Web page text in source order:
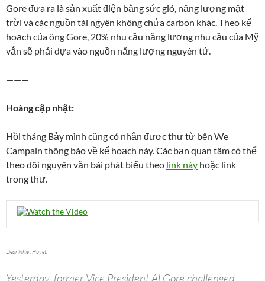
Gore đưa ra là sản xuất điện bằng sức gió, năng lượng mặt
trời và các nguồn tài ngyên không chứa carbon khác. Theo kế
hoạch của ông Gore, 20% nhu cầu năng lượng nhu cầu của Mỹ
vẫn sẽ phải dựa vào nguồn năng lượng nguyên tử.
———
Hoàng cập nhật:
Hồi tháng Bảy mình cũng có nhận được thư từ bên We
Campain thông báo về kế hoạch này. Các bạn quan tâm có thể
theo dõi nguyên văn bài phát biểu theo link này hoặc link
trong thư.
Dear Nhiet Huyet,
Yesterday, former Vice President Al Gore challenged